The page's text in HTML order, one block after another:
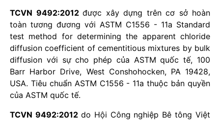
TCVN 9492:2012 được xây dựng trên cơ sở hoàn
toàn tương đương với ASTM C1556 - 11a Standard
test method for determining the apparent chloride
diffusion coefficient of cementitious mixtures by bulk
diffusion với sự cho phép của ASTM quốc tế, 100
Barr Harbor Drive, West Conshohocken, PA 19428,
USA. Tiêu chuẩn ASTM C1556 - 11a thuộc bản quyền
của ASTM quốc tế.
TCVN 9492:2012 do Hội Công nghiệp Bê tông Việt